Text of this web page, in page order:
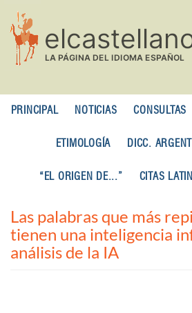
contenido
principal
PRINCIPAL NOTICIAS CONSULTAS
ETIMOLOGÍA DICC.
“EL ORIGEN DE...” CITAS
Las palabras que más
tienen una inteligencia
análisis de la IA